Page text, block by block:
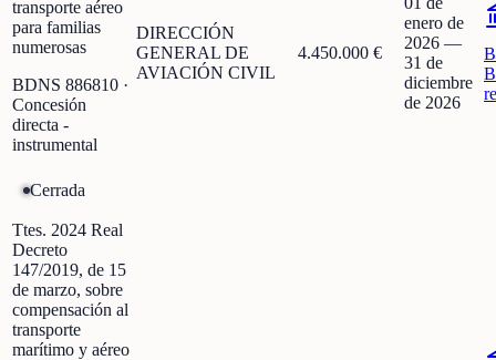
transporte aéreo
para familias
numerosas
BDNS 886810 ·
Concesión
directa -
instrumental
DIRECCIÓN
GENERAL DE
AVIACIÓN CIVIL
4.450.000 €
enero de
2026 —
31 de
diciembre
de 2026
Cerrada
Ttes. 2024 Real
Decreto
147/2019, de 15
de marzo, sobre
compensación al
transporte
marítimo y aéreo